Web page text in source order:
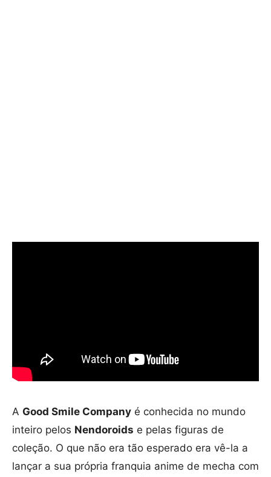
A Good Smile Company é conhecida no mundo
inteiro pelos Nendoroids e pelas figuras de
coleção. O que não era tão esperado era vê-la a
lançar a sua própria franquia anime de mecha com